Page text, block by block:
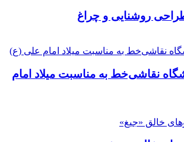
روشنایی و چراغ
نقاشی‌خط به مناسبت میلاد امام